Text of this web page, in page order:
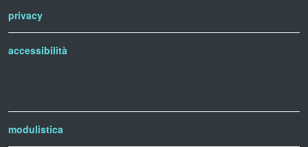
privacy
accessibilità
modulistica